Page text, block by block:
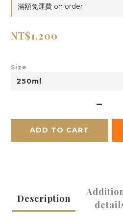
滿額免運費 on order
NT$1,200
Size
ADD TO CART
Description